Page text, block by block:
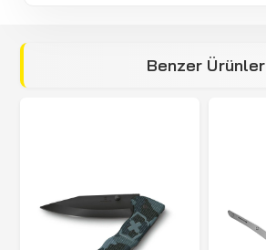
Benzer Ürünler